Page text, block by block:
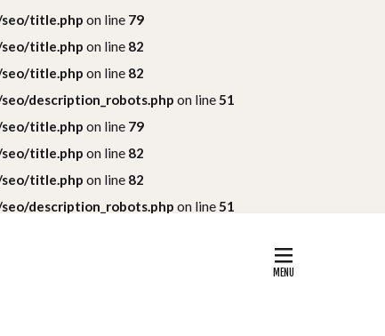
title.php on line 79
title.php on line 82
title.php on line 82
description_robots.php on line51
title.php on line 79
title.php on line 82
title.php on line 82
description_robots.php on line51